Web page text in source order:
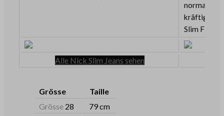
normalen
kräftigen
Slim Fit
Alle Nick Slim Jeans sehen
Grösse
Taille
Grösse 28
79 cm